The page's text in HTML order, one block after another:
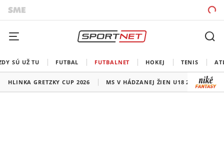
SÚ UŽ TU FUTBAL FUTBALNET HOKEJ TENIS
HLINKA GRETZKY CUP 2026 MS V HÁDZANEJ ŽIEN U18 2026